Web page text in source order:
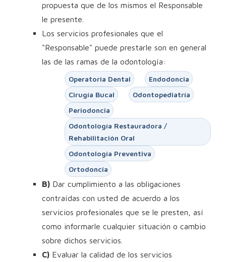
propuesta que de los mismos el Responsable
le presente.
Los servicios profesionales que el
"Responsable" puede prestarle son en general
las de las ramas de la odontología:
Operatoria Dental
Endodoncia
Cirugía Bucal
Odontopediatría
Periodoncia
Odontología Restauradora /
Rehabilitación Oral
Odontología Preventiva
Ortodoncia
B) Dar cumplimiento a las obligaciones
contraídas con usted de acuerdo a los
servicios profesionales que se le presten, así
como informarle cualquier situación o cambio
sobre dichos servicios.
C) Evaluar la calidad de los servicios